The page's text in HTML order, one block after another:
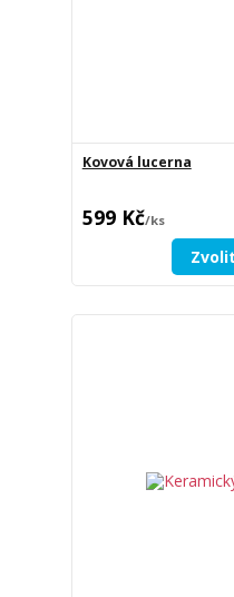
Kovová lucerna
599 Kč/ks